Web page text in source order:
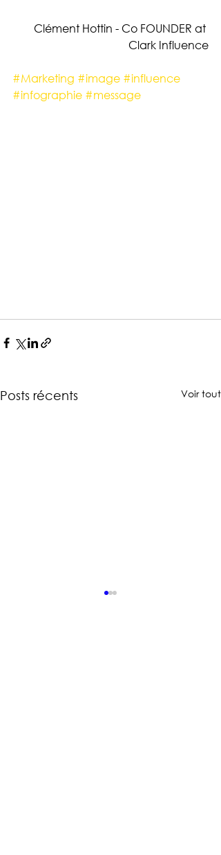
Clément Hottin - Co FOUNDER at
Clark Influence
#Marketing #image #influence
#infographie #message
Posts récents Voir tout